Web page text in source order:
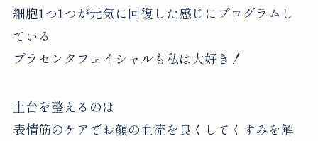
細胞1つ1つが元気に回復した感じにプログラムし
ている
プラセンタフェイシャルも私は大好き！
土台を整えるのは
表情筋のケアでお顔の血流を良くしてくすみを解